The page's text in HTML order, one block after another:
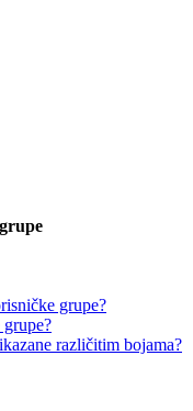
grupe?
različitim bojama?